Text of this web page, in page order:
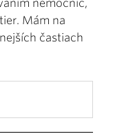
nemocníc,
Mám na
častiach